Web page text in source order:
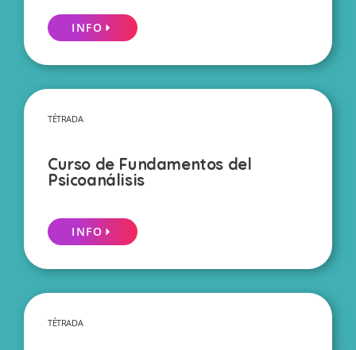
INFO
TÉTRADA
Curso de Fundamentos del
Psicoanálisis
INFO
TÉTRADA